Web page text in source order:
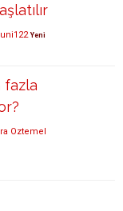
Yeni
fazla
Oztemel